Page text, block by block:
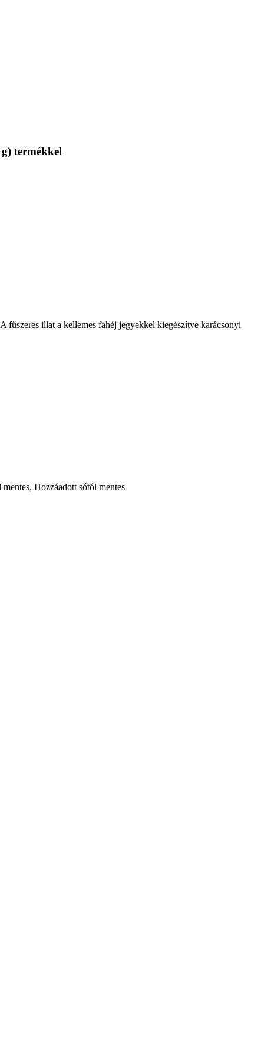
termékkel
fűszeres illat a kellemes fahéj jegyekkel kiegészítve karácsonyi
Hozzáadott sótól mentes